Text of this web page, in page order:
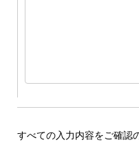
すべての入力内容をご確認